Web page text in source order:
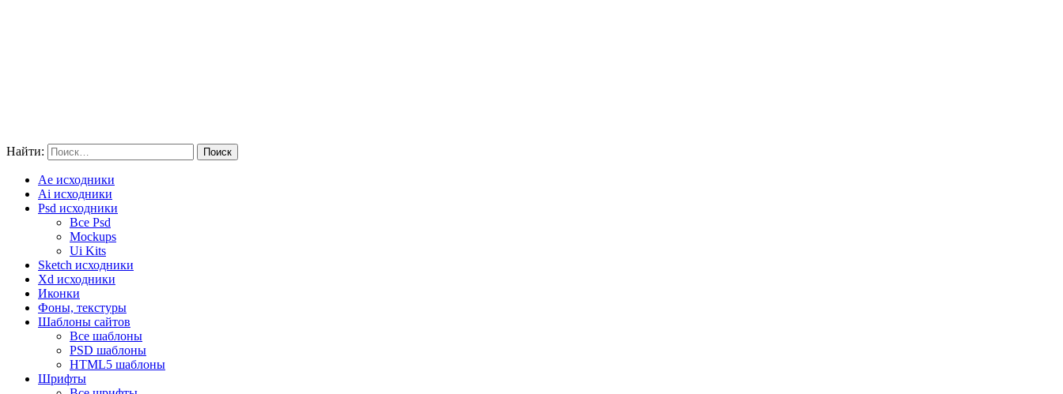
Найти:
Ae исходники
Ai исходники
Psd исходники
Все Psd
Mockups
Ui Kits
Sketch исходники
Xd исходники
Иконки
Фоны, текстуры
Шаблоны сайтов
Все шаблоны
PSD шаблоны
HTML5 шаблоны
Шрифты